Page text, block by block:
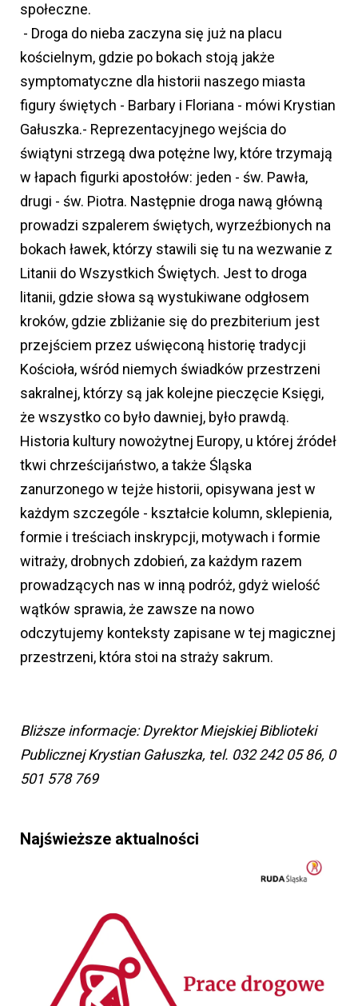
społeczne.
- Droga do nieba zaczyna się już na placu
kościelnym, gdzie po bokach stoją jakże
symptomatyczne dla historii naszego miasta
figury świętych - Barbary i Floriana - mówi Krystian
Gałuszka.- Reprezentacyjnego wejścia do
świątyni strzegą dwa potężne lwy, które trzymają
w łapach figurki apostołów: jeden - św. Pawła,
drugi - św. Piotra. Następnie droga nawą główną
prowadzi szpalerem świętych, wyrzeźbionych na
bokach ławek, którzy stawili się tu na wezwanie z
Litanii do Wszystkich Świętych. Jest to droga
litanii, gdzie słowa są wystukiwane odgłosem
kroków, gdzie zbliżanie się do prezbiterium jest
przejściem przez uświęconą historię tradycji
Kościoła, wśród niemych świadków przestrzeni
sakralnej, którzy są jak kolejne pieczęcie Księgi,
że wszystko co było dawniej, było prawdą.
Historia kultury nowożytnej Europy, u której źródeł
tkwi chrześcijaństwo, a także Śląska
zanurzonego w tejże historii, opisywana jest w
każdym szczególe - kształcie kolumn, sklepienia,
formie i treściach inskrypcji, motywach i formie
witraży, drobnych zdobień, za każdym razem
prowadzących nas w inną podróż, gdyż wielość
wątków sprawia, że zawsze na nowo
odczytujemy konteksty zapisane w tej magicznej
przestrzeni, która stoi na straży sakrum.
Bliższe informacje: Dyrektor Miejskiej Biblioteki
Publicznej Krystian Gałuszka, tel. 032 242 05 86, 0
501 578 769
Najświeższe aktualności